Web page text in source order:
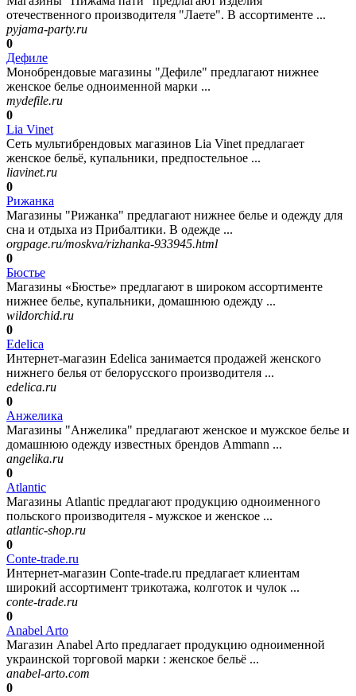
отечественного производителя "Лаете". В ассортименте ...
pyjama-party.ru
0
Дефиле
Монобрендовые магазины "Дефиле" предлагают нижнее
женское белье одноименной марки ...
mydefile.ru
0
Lia Vinet
Сеть мультибрендовых магазинов Lia Vinet предлагает
женское бельё, купальники, предпостельное ...
liavinet.ru
0
Рижанка
Магазины "Рижанка" предлагают нижнее белье и одежду для
сна и отдыха из Прибалтики. В одежде ...
orgpage.ru/moskva/rizhanka-933945.html
0
Бюстье
Магазины «Бюстье» предлагают в широком ассортименте
нижнее белье, купальники, домашнюю одежду ...
wildorchid.ru
0
Edelica
Интернет-магазин Edelica занимается продажей женского
нижнего белья от белорусского производителя ...
edelica.ru
0
Анжелика
Магазины "Анжелика" предлагают женское и мужское белье и
домашнюю одежду известных брендов Ammann ...
angelika.ru
0
Atlantic
Магазины Atlantic предлагают продукцию одноименного
польского производителя - мужское и женское ...
atlantic-shop.ru
0
Conte-trade.ru
Интернет-магазин Conte-trade.ru предлагает клиентам
широкий ассортимент трикотажа, колготок и чулок ...
conte-trade.ru
0
Anabel Arto
Магазин Anabel Arto предлагает продукцию одноименной
украинской торговой марки : женское бельё ...
anabel-arto.com
0